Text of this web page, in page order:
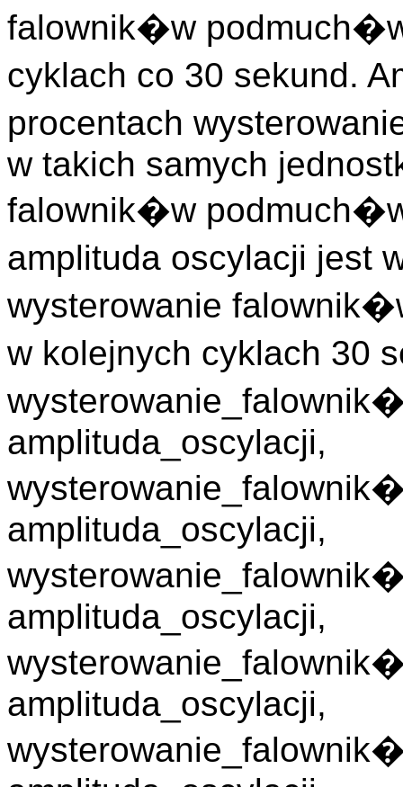
falownik�w
cyklach co 30 sekund.
procentach
w takich samych
falownik�w
amplituda oscylacji jest
wysterowanie
w kolejnych cyklach 30
amplituda_oscylacji,
amplituda_oscylacji,
amplituda_oscylacji,
amplituda_oscylacji,